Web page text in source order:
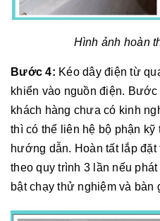
Hình ảnh hoàn
Bước 4: Kéo dây điện từ
khiển vào nguồn điện.
khách hàng chưa có kinh
thì có thể liên hệ bộ phận
hướng dẫn. Hoàn tất lắp đặt
theo quy trình 3 lần nếu
bật chạy thử nghiệm và bàn